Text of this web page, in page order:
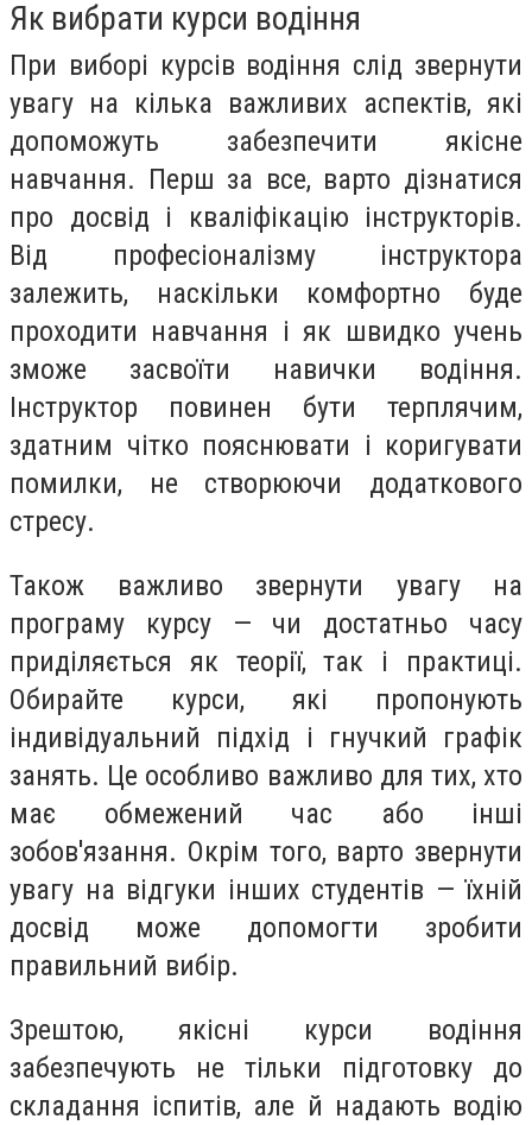
Як вибрати курси водіння
При виборі курсів водіння слід звернути
увагу на кілька важливих аспектів, які
допоможуть забезпечити якісне
навчання. Перш за все, варто дізнатися
про досвід і кваліфікацію інструкторів.
Від професіоналізму інструктора
залежить, наскільки комфортно буде
проходити навчання і як швидко учень
зможе засвоїти навички водіння.
Інструктор повинен бути терплячим,
здатним чітко пояснювати і коригувати
помилки, не створюючи додаткового
стресу.
Також важливо звернути увагу на
програму курсу — чи достатньо часу
приділяється як теорії, так і практиці.
Обирайте курси, які пропонують
індивідуальний підхід і гнучкий графік
занять. Це особливо важливо для тих, хто
має обмежений час або інші
зобов'язання. Окрім того, варто звернути
увагу на відгуки інших студентів — їхній
досвід може допомогти зробити
правильний вибір.
Зрештою, якісні курси водіння
забезпечують не тільки підготовку до
складання іспитів, але й надають водію